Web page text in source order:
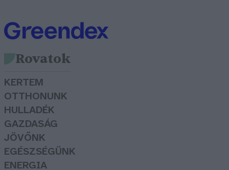
Rovatok
KERTEM
OTTHONUNK
HULLADÉK
GAZDASÁG
JÖVŐNK
EGÉSZSÉGÜNK
ENERGIA